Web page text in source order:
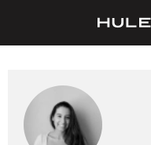
TRUCOS
DESPENSA